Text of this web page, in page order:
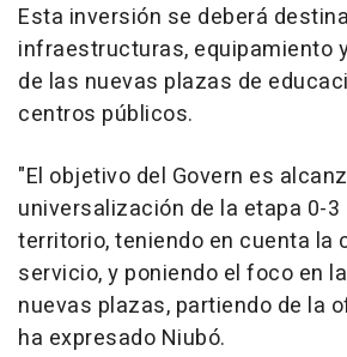
Esta inversión se deberá
infraestructuras, equipamiento
de las nuevas plazas de
centros públicos.
"El objetivo del Govern es
universalización de la etapa 0-3
territorio, teniendo en cuenta la
servicio, y poniendo el foco en
nuevas plazas, partiendo de la
ha expresado Niubó.